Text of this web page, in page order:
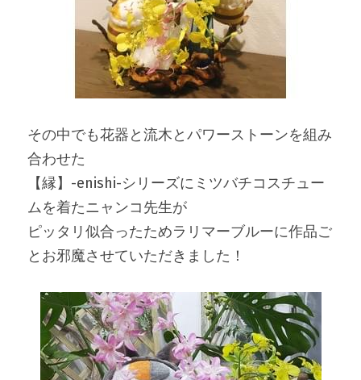
その中でも花器と流木とパワーストーンを組み
合わせた
【縁】-enishi-シリーズにミツバチコスチュー
ムを着たニャンコ先生が
ピッタリ似合ったためラリマーブルーに作品ご
とお邪魔させていただきました！